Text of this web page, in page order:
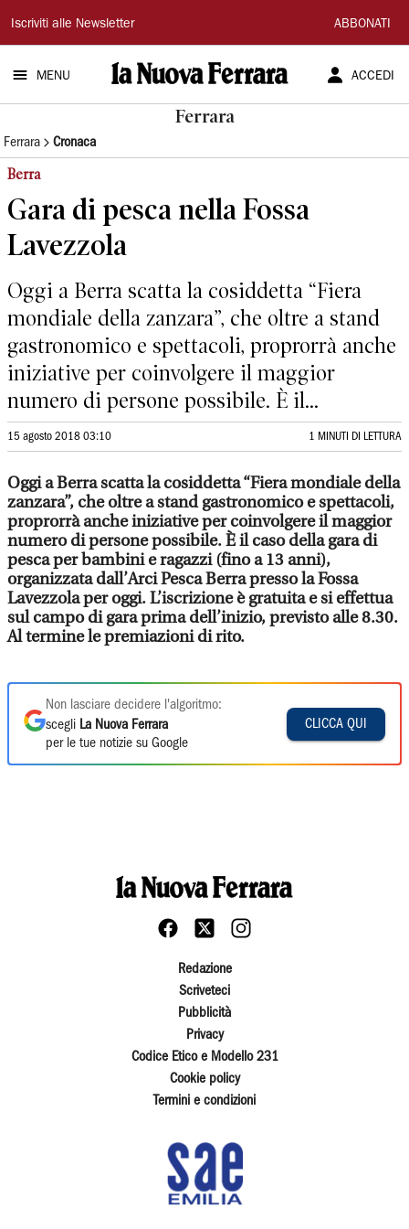
La
Nuova
Ferrara
Iscriviti alle Newsletter ABBONATI
MENU ACCEDI
Ferrara
Ferrara Cronaca
Berra
Gara di pesca nella Fossa
Lavezzola
Oggi a Berra scatta la cosiddetta “Fiera
mondiale della zanzara”, che oltre a stand
gastronomico e spettacoli, proprorrà anche
iniziative per coinvolgere il maggior
numero di persone possibile. È il...
15 agosto 2018 03:10 1 MINUTI DI LETTURA
Oggi a Berra scatta la cosiddetta “Fiera mondiale della
zanzara”, che oltre a stand gastronomico e spettacoli,
proprorrà anche iniziative per coinvolgere il maggior
numero di persone possibile. È il caso della gara di
pesca per bambini e ragazzi (fino a 13 anni),
organizzata dall’Arci Pesca Berra presso la Fossa
Lavezzola per oggi. L’iscrizione è gratuita e si effettua
sul campo di gara prima dell’inizio, previsto alle 8.30.
Al termine le premiazioni di rito.
Non lasciare decidere l'algoritmo:
scegli La Nuova Ferrara
per le tue notizie su Google
CLICCA QUI
Redazione
Scriveteci
Pubblicità
Privacy
Codice Etico e Modello 231
Cookie policy
Termini e condizioni